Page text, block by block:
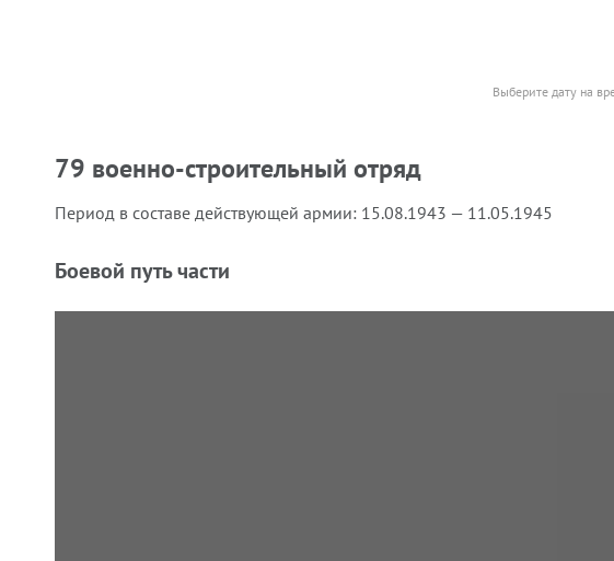
Выберите дату на
79 военно-строительный отряд
Период в составе действующей армии: 15.08.1943 — 11.05.1945
Боевой путь части